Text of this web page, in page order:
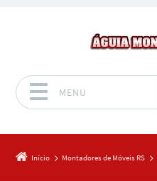
MENU
Início Montadores de Móveis RS